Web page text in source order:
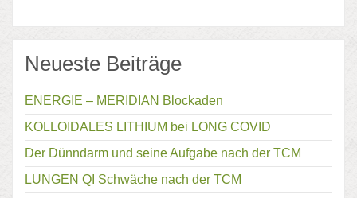
Neueste Beiträge
ENERGIE – MERIDIAN Blockaden
KOLLOIDALES LITHIUM bei LONG COVID
Der Dünndarm und seine Aufgabe nach der TCM
LUNGEN QI Schwäche nach der TCM